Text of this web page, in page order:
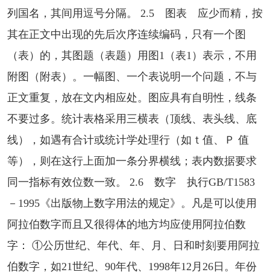
列国名，其间用逗号分隔。 2.5 图表 应少而精，按
其在正文中出现的先后次序连续编码，只有一个图
（表）的，其图题（表题）用图1（表1）表示，不用
附图（附表）。一幅图、一个表说明一个问题，不与
正文重复，放在文内相应处。图应具有自明性，线条
不要过多。统计表格采用三横表（顶线、表头线、底
线），如遇有合计或统计学处理行（如ｔ值、Ｐ 值
等），则在这行上面加一条分界横线；表内数据要求
同一指标有效位数一致。 2.6 数字 执行GB/T1583
－1995《出版物上数字用法的规定》。凡是可以使用
阿拉伯数字而且又很得体的地方均应使用阿拉伯数
字： ①公历世纪、年代、年、月、日和时刻要用阿拉
伯数字，如21世纪、90年代、1998年12月26日。年份